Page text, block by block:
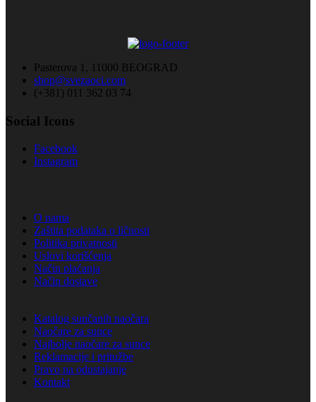
Pasterova 1, 11000 BEOGRAD
shop@svezaoci.com
(+381) 011 362 03 74
Social Icons
Facebook
Instagram
O nama
Zaštita podataka o ličnosti
Politika privatnosti
Uslovi korišćenja
Način plaćanja
Način dostave
Katalog sunčanih naočara
Naočare za sunce
Najbolje naočare za sunce
Reklamacije i pritužbe
Pravo na odustajanje
Kontakt